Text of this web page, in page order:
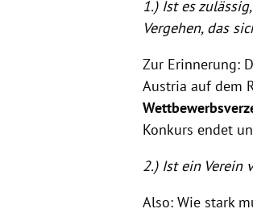
1.) Ist es
Vergehen, das
Zur Erinnerung:
Austria auf dem
Konkurs endet
2.) Ist ein Verein
Also: Wie stark